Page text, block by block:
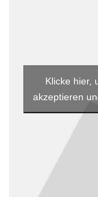
Klicke hier,
akzeptieren